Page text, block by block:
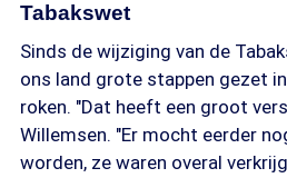
Tabakswet
Sinds de wijziging van de
ons land grote stappen gezet
roken. "Dat heeft een groot
Willemsen. "Er mocht eerder
worden, ze waren overal